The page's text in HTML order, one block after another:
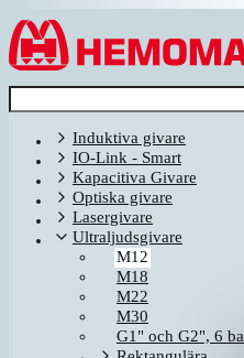
Hoppa till innehållet
Induktiva givare
IO-Link - Smart
Kapacitiva Givare
Optiska givare
Lasergivare
Ultraljudsgivare
M12
M18
M22
M30
G1" och G2", 6 bar